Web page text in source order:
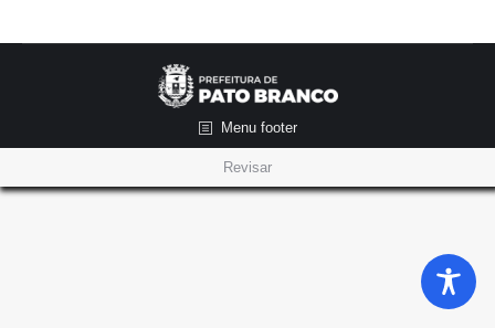
Menu footer
Revisar